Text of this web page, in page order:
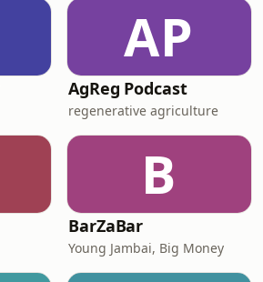
AP
AgReg Podcast
regenerative agriculture
B
BarZaBar
Young Jambai, Big Money